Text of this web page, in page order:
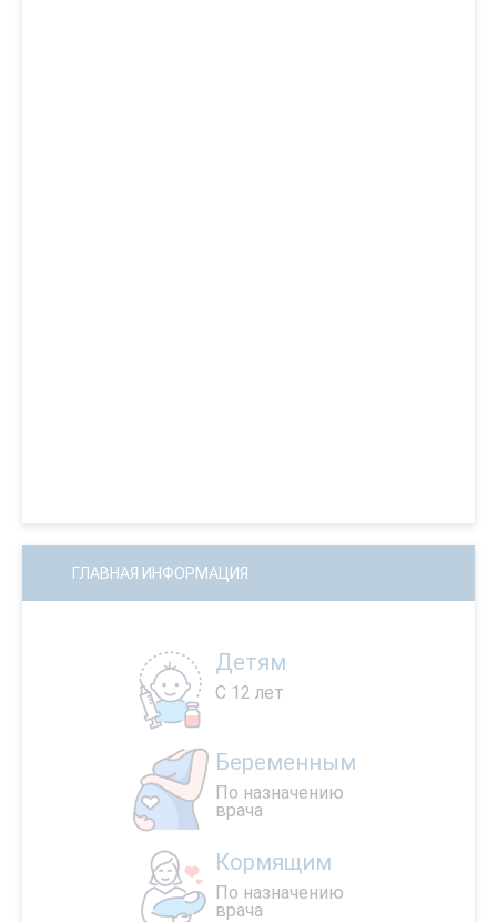
ГЛАВНАЯ ИНФОРМАЦИЯ
Детям
С 12 лет
Беременным
По назначению
врача
Кормящим
По назначению
врача